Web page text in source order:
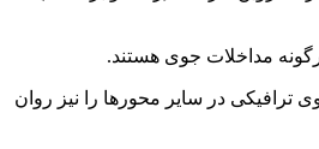
مداخلات جوی هستند.
ترافیکی در سایر محورها را نیز روان